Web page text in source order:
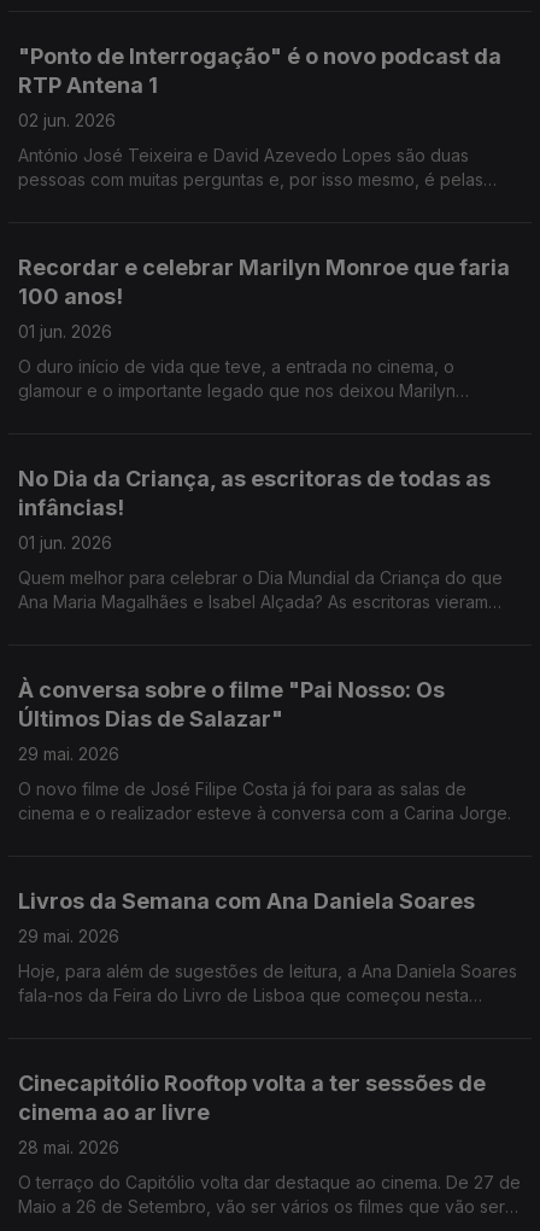
"Ponto de Interrogação" é o novo podcast da
RTP Antena 1
02 jun. 2026
António José Teixeira e David Azevedo Lopes são duas
pessoas com muitas perguntas e, por isso mesmo, é pelas
Recordar e celebrar Marilyn Monroe que faria
100 anos!
01 jun. 2026
O duro início de vida que teve, a entrada no cinema, o
glamour e o importante legado que nos deixou Marilyn
No Dia da Criança, as escritoras de todas as
infâncias!
01 jun. 2026
Quem melhor para celebrar o Dia Mundial da Criança do que
Ana Maria Magalhães e Isabel Alçada? As escritoras vieram
À conversa sobre o filme "Pai Nosso: Os
Últimos Dias de Salazar"
29 mai. 2026
O novo filme de José Filipe Costa já foi para as salas de
cinema e o realizador esteve à conversa com a Carina Jorge.
Livros da Semana com Ana Daniela Soares
29 mai. 2026
Hoje, para além de sugestões de leitura, a Ana Daniela Soares
fala-nos da Feira do Livro de Lisboa que começou nesta
Cinecapitólio Rooftop volta a ter sessões de
cinema ao ar livre
28 mai. 2026
O terraço do Capitólio volta dar destaque ao cinema. De 27 de
Maio a 26 de Setembro, vão ser vários os filmes que vão ser